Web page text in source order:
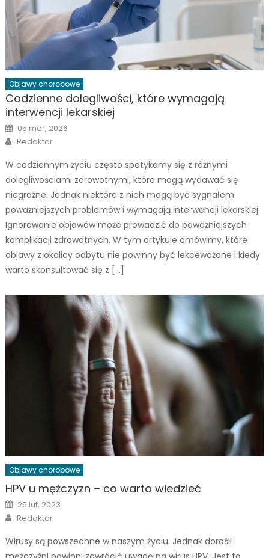
Objawy chorobowe
Codzienne dolegliwości, które wymagają
interwencji lekarskiej
Posted
on
05 mar, 2026
Author
Redaktor
W codziennym życiu często spotykamy się z różnymi
dolegliwościami zdrowotnymi, które mogą wydawać się
niegroźne. Jednak niektóre z nich mogą być sygnałem
poważniejszych problemów i wymagają interwencji lekarskiej.
Ignorowanie objawów może prowadzić do poważniejszych
komplikacji zdrowotnych. W tym artykule omówimy, które
objawy z okolicy odbytu nie powinny być lekceważone i kiedy
warto skonsultować się z […]
Objawy chorobowe
HPV u mężczyzn – co warto wiedzieć
Posted
on
25 lut, 2023
Author
Redaktor
Wirusy są powszechne w naszym życiu. Jednak dorośli